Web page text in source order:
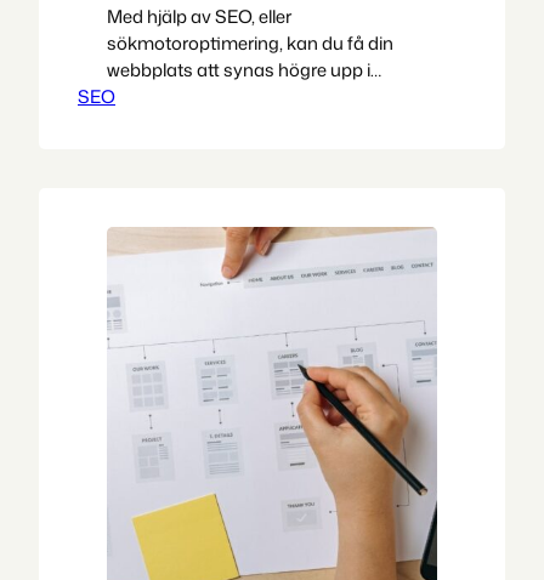
Med hjälp av SEO, eller
sökmotoroptimering, kan du få din
webbplats att synas högre upp i
sökresultaten sökmotorer som Google.
sökord eller fraser, göra förändringar i
din struktur…
SEO